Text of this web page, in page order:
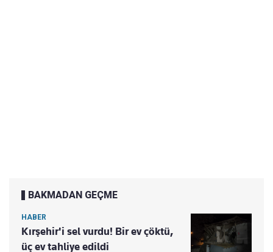
BAKMADAN GEÇME
HABER
Kırşehir'i sel vurdu! Bir ev çöktü,
üç ev tahliye edildi